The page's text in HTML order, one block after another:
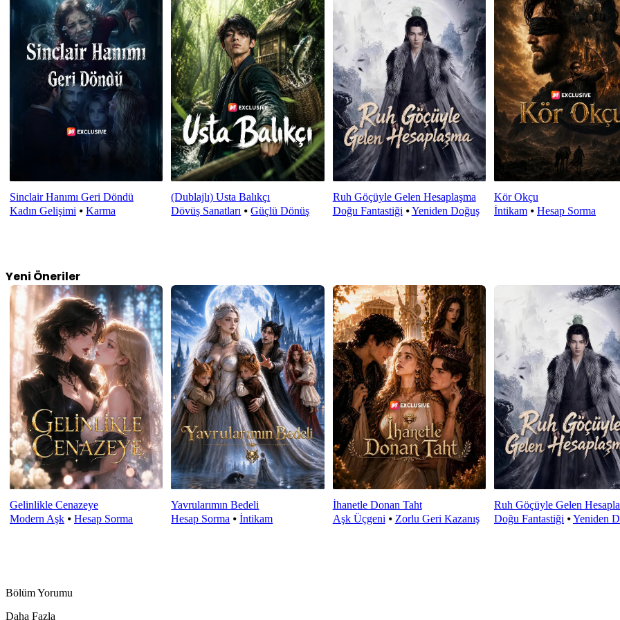
Sinclair Hanımı Geri Döndü
Kadın Gelişimi ⦁ Karma
(Dublajlı) Usta Balıkçı
Dövüş Sanatları ⦁Güçlü Dönüş
Ruh Göçüyle Gelen Hesaplaşma
Doğu Fantastiği ⦁Yeniden Doğuş
Kör Okçu
İntikam⦁ Hesap Sorma
Yeni Öneriler
Gelinlikle Cenazeye
Modern Aşk ⦁ Hesap Sorma
Yavrularımın Bedeli
Hesap Sorma ⦁İntikam
İhanetle Donan Taht
Aşk Üçgeni ⦁ Zorlu Geri Kazanış
Ruh Göçüyle Gelen
Doğu Fantastiği ⦁Yeniden
Bölüm Yorumu
Daha Fazla